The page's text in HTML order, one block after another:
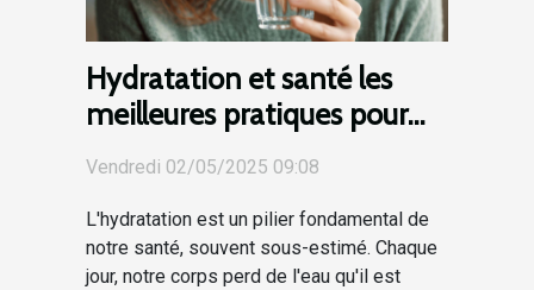
Hydratation et santé les
meilleures pratiques pour
maintenir l'équilibre
hydrique
Vendredi 02/05/2025 09:08
L'hydratation est un pilier fondamental de
notre santé, souvent sous-estimé. Chaque
jour, notre corps perd de l'eau qu'il est